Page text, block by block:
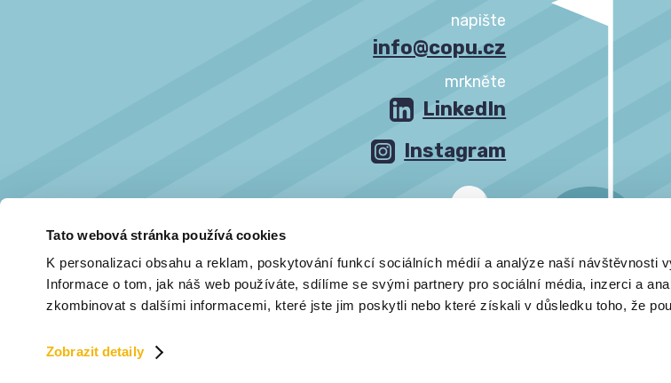
Tato webová stránka používá cookies
K personalizaci obsahu a reklam, poskytování funkcí sociálních médií a analýze naší návštěvnosti
Informace o tom, jak náš web používáte, sdílíme se svými partnery pro sociální média, inzerci a
zkombinovat s dalšími informacemi, které jste jim poskytli nebo které získali v důsledku toho, že
Zobrazit detaily
napište
info@copu.cz
mrkněte
LinkedIn
Instagram
GDPR informace